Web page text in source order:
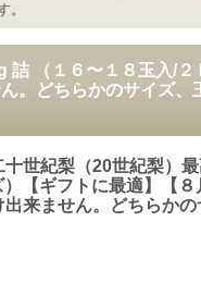
。
（１６〜１８玉入/２
。どちらかのサイズ、
世紀梨（20世紀梨）
【ギフトに最適】【
来ません。どちらか